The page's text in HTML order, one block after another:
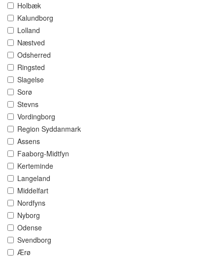
Holbæk
Kalundborg
Lolland
Næstved
Odsherred
Ringsted
Slagelse
Sorø
Stevns
Vordingborg
Region Syddanmark
Assens
Faaborg-Midtfyn
Kerteminde
Langeland
Middelfart
Nordfyns
Nyborg
Odense
Svendborg
Ærø